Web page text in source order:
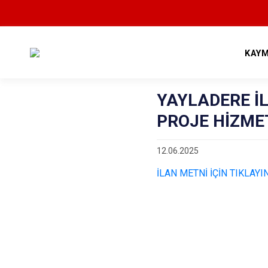
YAYLADERE
PROJE
12.06.2025
İLAN METNİ İÇİN